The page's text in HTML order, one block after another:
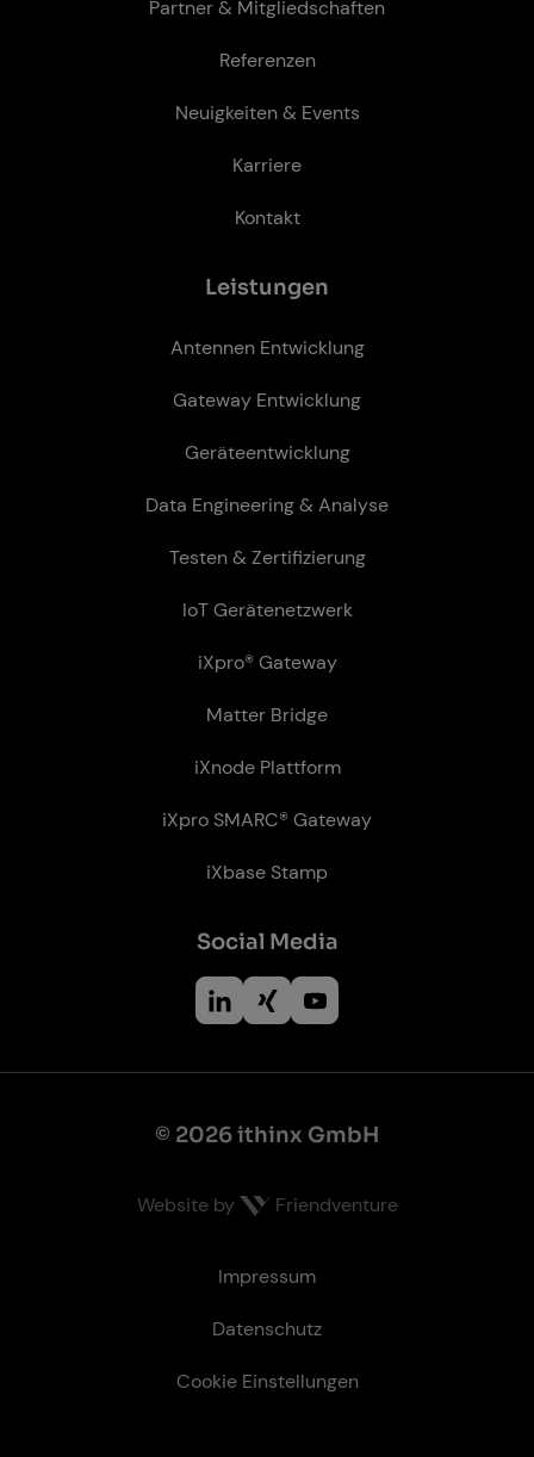
Partner & Mitgliedschaften
Referenzen
Neuigkeiten & Events
Karriere
Kontakt
Leis­tun­gen
Antennen Entwicklung
Gateway Entwicklung
Geräteentwicklung
Data Engineering & Analyse
Testen & Zertifizierung
IoT Gerätenetzwerk
iXpro® Gateway
Matter Bridge
iXnode Plattform
iXpro SMARC® Gateway
iXbase Stamp
So­ci­al Me­dia
© 2026 ithinx GmbH
Website by Friendventure
Impressum
Datenschutz
Cookie Einstellungen